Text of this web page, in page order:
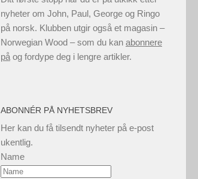
nyheter om John, Paul, George og Ringo
på norsk. Klubben utgir også et magasin –
Norwegian Wood – som du kan abonnere
på og fordype deg i lengre artikler.
ABONNÉR PÅ NYHETSBREV
Her kan du få tilsendt nyheter på e-post
ukentlig.
Name